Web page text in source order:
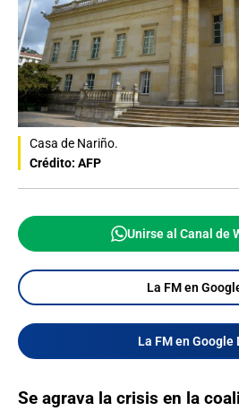
Casa de Nariño.
Crédito: AFP
Unirse al Canal de
La FM en
La FM en Google
Se agrava la crisis en la